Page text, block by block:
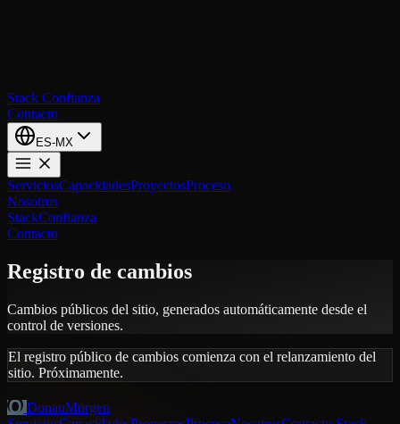
Stack Confianza
Contacto
ES-MX
ServiciosCapacidadesProyectosProceso
Nosotros
StackConfianza
Contacto
Registro de cambios
Cambios públicos del sitio, generados automáticamente desde el
control de versiones.
El registro público de cambios comienza con el relanzamiento del
sitio. Próximamente.
DonauMorgen